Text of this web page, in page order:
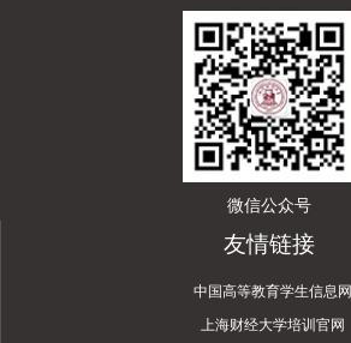
微信公众号
友情链接
中国高等教育学生信息网
上海财经大学培训官网